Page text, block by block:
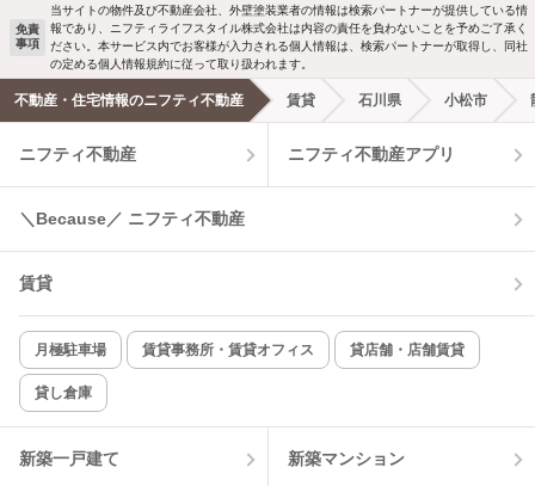
洗濯機置場あり 独立洗面台
エアコンあり 都市ガス
温水洗浄便座 オートロック
コンロ2口以上
新着のみ インターネット無料
該当件数:
物件一覧に反映
免責
事項
当サイトの物件及び不動産会社、外壁塗装業者の情報は検索パートナーが提供している情
報であり、ニフティライフスタイル株式会社は内容の責任を負わないことを予めご了承く
ださい。本サービス内でお客様が入力される個人情報は、検索パートナーが取得し、同社
の定める個人情報規約に従って取り扱われます。
不動産・住宅情報のニフティ不動産 賃貸 石川県 小松市
ニフティ不動産 ニフティ不動産アプリ
＼Because／ ニフティ不動産
賃貸
月極駐車場 賃貸事務所・賃貸オフィス 貸店舗・店舗賃貸
貸し倉庫
新築一戸建て 新築マンション